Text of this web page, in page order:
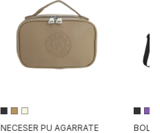
NECESER PU AGARRATE